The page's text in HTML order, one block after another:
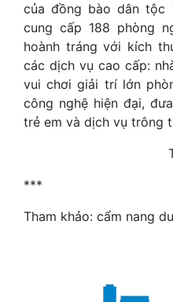
của đồng bào dân tộc
cung cấp 188 phòng
hoành tráng với kích
các dịch vụ cao cấp:
vui chơi giải trí lớn
công nghệ hiện đại,
trẻ em và dịch vụ trông
***
Tham khảo: cẩm nang